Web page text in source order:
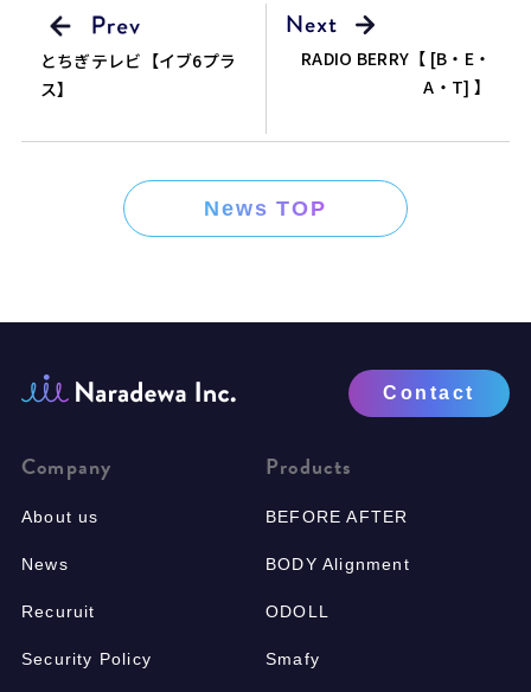
とちぎテレビ【イブ6プラ
ス】
RADIO BERRY【 [B・E・
A・T] 】
News TOP
Contact
Company
About us
News
Recuruit
Security Policy
Products
BEFORE AFTER
BODY Alignment
ODOLL
Smafy